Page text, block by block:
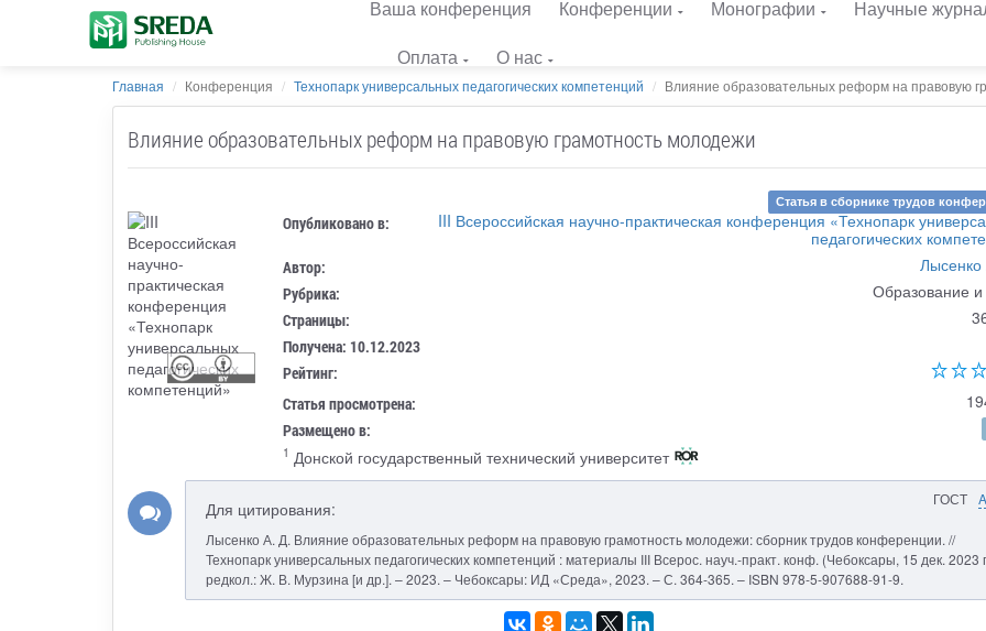
Ваша конференция Конференции Монографии
Научные
Оплата
О нас
Главная Конференция Технопарк универсальных педагогических компетенций Влияние образовательных реформ на правовую
Влияние образовательных реформ на правовую грамотность молодежи
Статья в сборнике трудов
Опубликовано в:
III Всероссийская научно-практическая конференция «Технопарк
педагогических
Автор:
Рубрика: Образование
Страницы:
Получена: 10.12.2023
Рейтинг:
Статья просмотрена:
Размещено в:
1 Донской государственный технический университет
ГОСТ
Для цитирования:
Лысенко А. Д. Влияние образовательных реформ на правовую грамотность молодежи: сборник трудов конференции. //
Технопарк универсальных педагогических компетенций : материалы III Всерос. науч.-практ. конф. (Чебоксары, 15 дек. 2023
редкол.: Ж. В. Мурзина [и др.]. – 2023. – Чебоксары: ИД «Среда», 2023. – С. 364-365. – ISBN 978-5-907688-91-9.